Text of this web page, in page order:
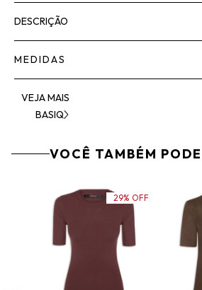
DESCRIÇÃO
MEDIDAS
VEJA MAIS
BASIQ
VOCÊ TAMBÉM
29% OFF